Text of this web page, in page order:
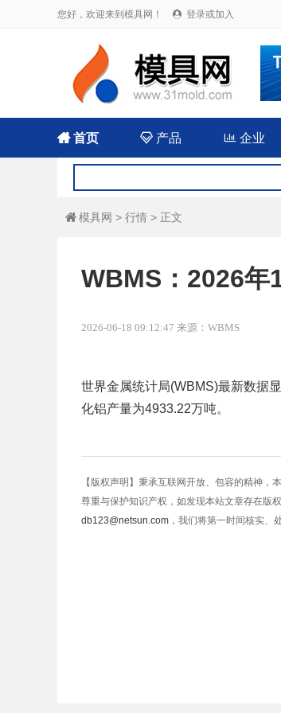
您好，欢迎来到模具网！  登录或加入
首页  产品 企业
 模具网 > 行情 > 正文
WBMS：2026年
2026-06-18 09:12:47 来源：WBMS
世界金属统计局(WBMS)最新数据
化铝产量为4933.22万吨。
【版权声明】秉承互联网开放、包容的精神
尊重与保护知识产权，如发现本站文章存在版
db123@netsun.com ，我们将第一时间核实、